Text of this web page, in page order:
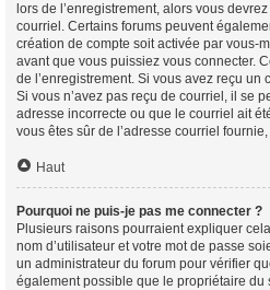
lors de l’enregistrement, alors vous
courriel. Certains forums peuvent
création de compte soit activée par vous-
avant que vous puissiez vous connecter.
de l’enregistrement. Si vous avez reçu un
Si vous n’avez pas reçu de courriel, il se
adresse incorrecte ou que le courriel ait
vous êtes sûr de l’adresse courriel
Haut
Pourquoi ne puis-je pas me connecter ?
Plusieurs raisons pourraient expliquer
nom d’utilisateur et votre mot de passe
un administrateur du forum pour vérifier
également possible que le propriétaire du